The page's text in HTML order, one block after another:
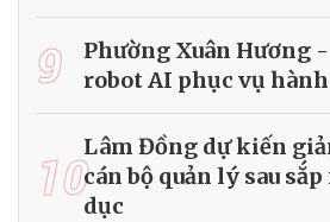
9
Phường Xuân Hương
robot AI phục vụ
10Lâm Đồng dự kiến
cán bộ quản lý sau
dục